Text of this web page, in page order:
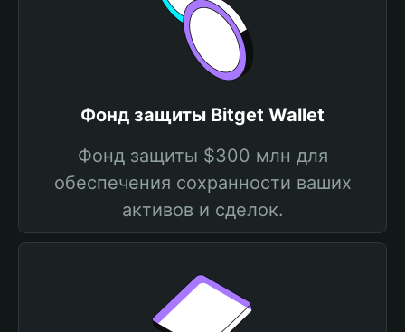
Фонд защиты Bitget Wallet
Фонд защиты $300 млн для
обеспечения сохранности ваших
активов и сделок.